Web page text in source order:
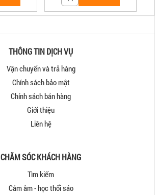
THÔNG TIN DỊCH VỤ
Vận chuyển và trả hàng
Chính sách bảo mật
Chính sách bán hàng
Giới thiệu
Liên hệ
CHĂM SÓC KHÁCH HÀNG
Tìm kiếm
Cảm âm - học thổi sáo